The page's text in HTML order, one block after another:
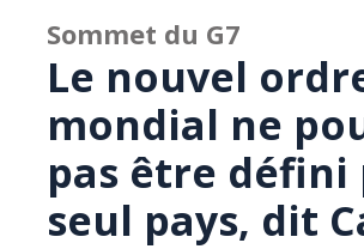
Sommet du G7
Le nouvel
mondial ne
pas être défini
seul pays, dit